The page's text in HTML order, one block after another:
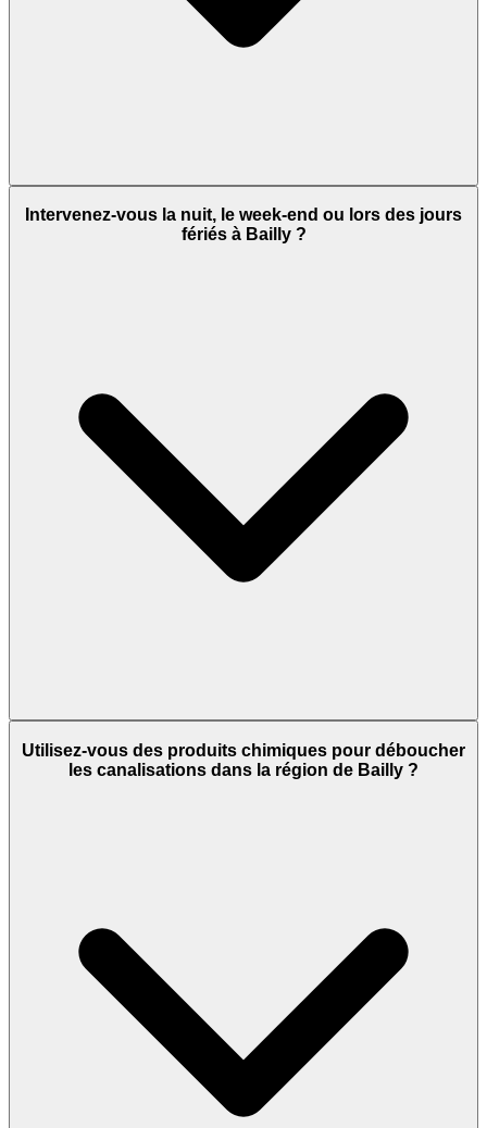
Intervenez-vous la nuit, le week-end ou lors des jours
fériés à Bailly ?
Utilisez-vous des produits chimiques pour déboucher
les canalisations dans la région de Bailly ?